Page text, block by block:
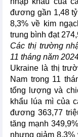
đương gần 1,48
8,3% về kim
trung bình đạt
Các thị trường
11 tháng năm
Ukraine là thị
Nam trong 11
tổng lượng và
khẩu lúa mì của
đương 363,77
tăng mạnh
nhưng giảm